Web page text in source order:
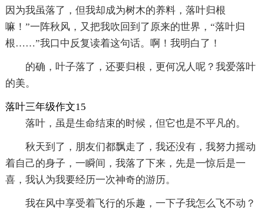
因为我虽落了，但我却成为树木的养料，落叶归根
嘛！”一阵秋风，又把我吹回到了原来的世界，“落叶归
根……”我口中反复读着这句话。啊！我明白了！
的确，叶子落了，还要归根，更何况人呢？我爱落叶
的美。
落叶三年级作文15
落叶，虽是生命结束的时候，但它也是不平凡的。
秋天到了，朋友们都飘走了，我还没有，我努力摇动
着自己的身子，一瞬间，我落了下来，先是一惊后是一
喜，我认为我要经历一次神奇的游历。
我在风中享受着飞行的乐趣，一下子我怎么飞不动？